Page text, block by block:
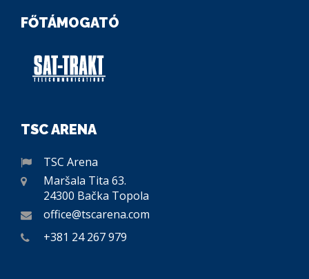
FŐTÁMOGATÓ
TSC ARENA
TSC Arena
Maršala Tita 63.
24300 Bačka Topola
office@tscarena.com
+381 24 267 979